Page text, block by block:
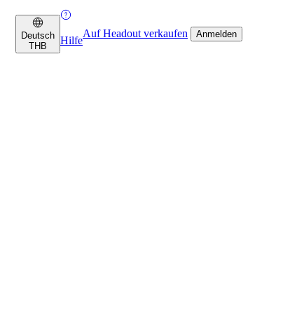
Deutsch
THB
Hilfe
Auf Headout verkaufen Anmelden